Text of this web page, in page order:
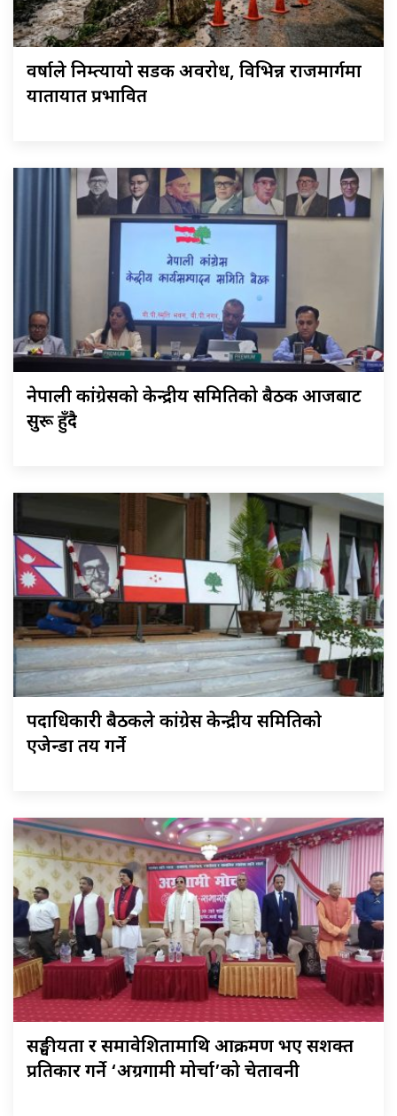
वर्षाले निम्त्यायो सडक अवरोध, विभिन्न राजमार्गमा
यातायात प्रभावित
नेपाली कांग्रेसको केन्द्रीय समितिको बैठक आजबाट
सुरू हुँदै
पदाधिकारी बैठकले कांग्रेस केन्द्रीय समितिकाे
एजेन्डा तय गर्ने
सङ्घीयता र समावेशितामाथि आक्रमण भए सशक्त
प्रतिकार गर्ने ‘अग्रगामी मोर्चा’को चेतावनी